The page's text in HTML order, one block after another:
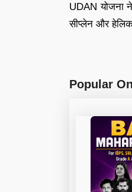
UDAN योजना ने
सीप्लेन और
Popular